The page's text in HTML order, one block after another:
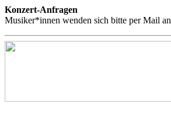
Konzert-Anfragen
Musiker*innen wenden sich bitte per Mail an